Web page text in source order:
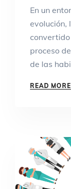
En un
evolución,
convertido
proceso
de las
READ MORE